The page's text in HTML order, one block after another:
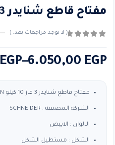
مفتاح قاطع شنايدر 3 فاز 10 كيلو C120N
( لا توجد مراجعات بعد. )
6.050,00 EGP
–
EGP
نطاق
من
خلال
مفتاح قاطع شنايدر 3 فاز 10 كيلو C120N
الشركة المصنعة : SCHNEIDER
الالوان : الابيض
الشكل : مستطيل الشكل